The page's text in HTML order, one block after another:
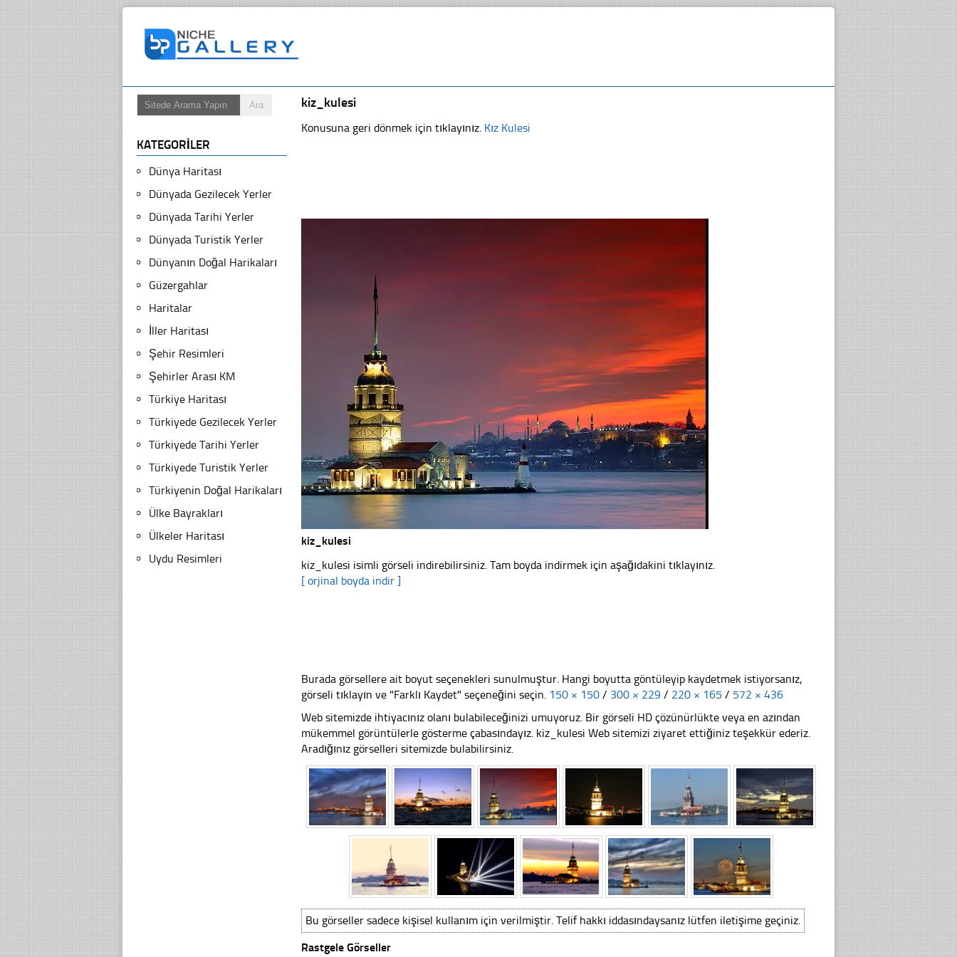
kiz_kulesi
Konusuna geri dönmek için tıklayınız. Kız Kulesi
kiz_kulesi
kiz_kulesi isimli görseli indirebilirsiniz. Tam boyda indirmek için aşağıdakini tıklayınız.
[ orjinal boyda indir ]
Burada görsellere ait boyut seçenekleri sunulmuştur. Hangi boyutta göntüleyip kaydetmek istiyorsanız,
görseli tıklayın ve "Farklı Kaydet" seçeneğini seçin. 150 × 150 / 300 × 229 / 220 × 165 / 572 × 436
Web sitemizde ihtiyacınız olanı bulabileceğinizi umuyoruz. Bir görseli HD çözünürlükte veya en azından
mükemmel görüntülerle gösterme çabasındayız. kiz_kulesi Web sitemizi ziyaret ettiğiniz teşekkür ederiz.
Aradığınız görselleri sitemizde bulabilirsiniz.
Bu görseller sadece kişisel kullanım için verilmiştir. Telif hakkı iddasındaysanız lütfen iletişime geçiniz.
Rastgele Görseller
KATEGORILER
Dünya Haritası
Dünyada Gezilecek Yerler
Dünyada Tarihi Yerler
Dünyada Turistik Yerler
Dünyanın Doğal Harikaları
Güzergahlar
Haritalar
İller Haritası
Şehir Resimleri
Şehirler Arası KM
Türkiye Haritası
Türkiyede Gezilecek Yerler
Türkiyede Tarihi Yerler
Türkiyede Turistik Yerler
Türkiyenin Doğal Harikaları
Ülke Bayrakları
Ülkeler Haritası
Uydu Resimleri